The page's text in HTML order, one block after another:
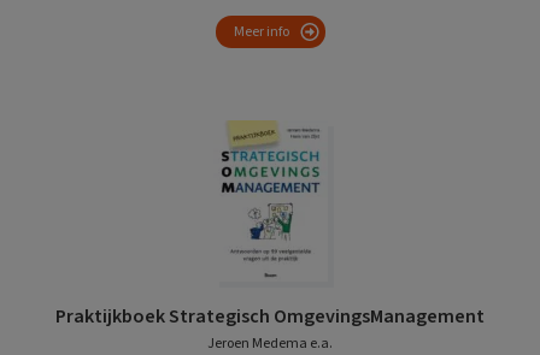
Meer info
Praktijkboek Strategisch OmgevingsManagement
Jeroen Medema e.a.